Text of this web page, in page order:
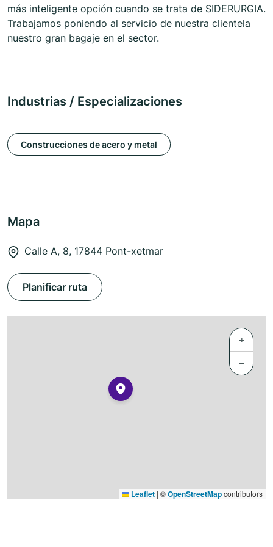
más inteligente opción cuando se trata de SIDERURGIA.
Trabajamos poniendo al servicio de nuestra clientela
nuestro gran bagaje en el sector.
Industrias / Especializaciones
Construcciones de acero y metal
Mapa
Calle A, 8, 17844 Pont-xetmar
Planificar ruta
+
−
Leaflet | ©OpenStreetMapcontributors